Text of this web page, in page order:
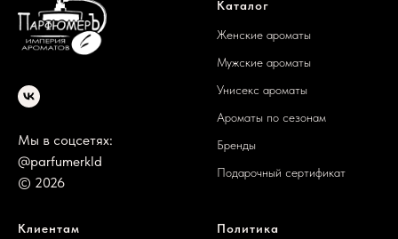
Мы в соцсетях:
@parfumerkld
© 2026
Каталог
Женские ароматы
Мужские ароматы
Унисекс ароматы
Ароматы по сезонам
Бренды
Подарочный сертификат
Клиентам
Политика